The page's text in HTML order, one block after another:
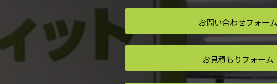
お問い合わせフォーム
お見積もり フォーム